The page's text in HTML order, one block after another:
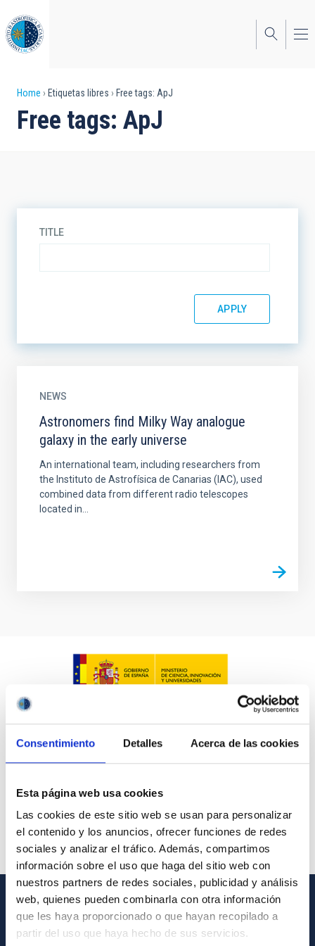
Consentimiento Detalles Acerca de las cookies
Esta página web usa cookies
Las cookies de este sitio web se usan para personalizar
el contenido y los anuncios, ofrecer funciones de redes
sociales y analizar el tráfico. Además, compartimos
información sobre el uso que haga del sitio web con
nuestros partners de redes sociales, publicidad y análisis
web, quienes pueden combinarla con otra información
que les haya proporcionado o que hayan recopilado a
partir del uso que haya hecho de sus servicios.
to
main
content
Breadcrumb
Home Etiquetas libres Free tags: ApJ
Free tags: ApJ
TITLE
NEWS
Astronomers find Milky Way analogue
galaxy in the early universe
An international team, including researchers from
the Instituto de Astrofísica de Canarias (IAC), used
combined data from different radio telescopes
located in...
GENERAL INFORMATION